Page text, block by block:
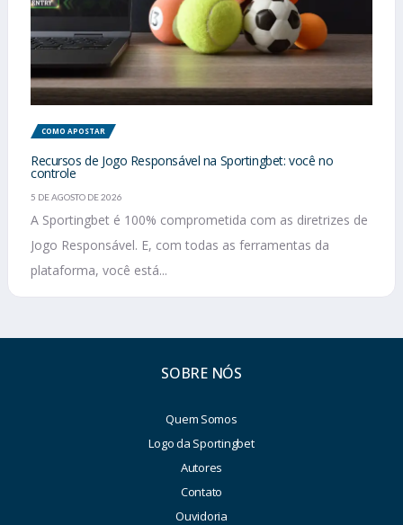
COMO APOSTAR
Recursos de Jogo Responsável na Sportingbet: você no
controle
5 DE AGOSTO DE 2026
A Sportingbet é 100% comprometida com as diretrizes de
Jogo Responsável. E, com todas as ferramentas da
plataforma, você está...
SOBRE NÓS
Quem Somos
Logo da Sportingbet
Autores
Contato
Ouvidoria